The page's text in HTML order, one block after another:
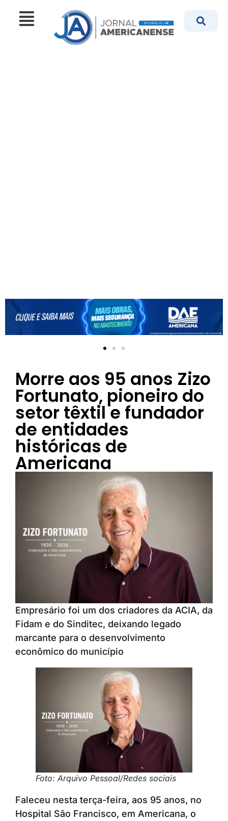
Morre aos 95 anos Zizo
Fortunato, pioneiro do
setor têxtil e fundador
de entidades
históricas de
Americana
Empresário foi um dos criadores da ACIA, da
Fidam e do Sinditec, deixando legado
marcante para o desenvolvimento
econômico do município
Foto: Arquivo Pessoal/Redes sociais
Faleceu nesta terça-feira, aos 95 anos, no
Hospital São Francisco, em Americana, o